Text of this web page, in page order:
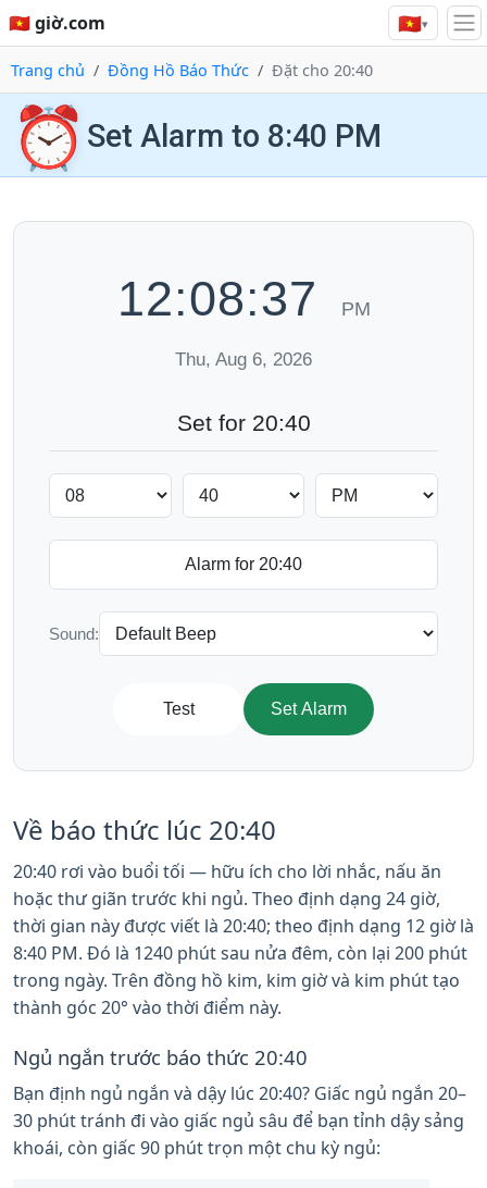
🇻🇳 giờ.com 🇻🇳▾
Trang chủ Đồng Hồ Báo Thức Đặt cho 20:40
⏰ Set Alarm to 8:40 PM
12:08:38 PM
Thu, Aug 6, 2026
Set for 20:40
Sound:
Test Set Alarm
Về báo thức lúc 20:40
20:40 rơi vào buổi tối — hữu ích cho lời nhắc, nấu ăn
hoặc thư giãn trước khi ngủ. Theo định dạng 24 giờ,
thời gian này được viết là 20:40; theo định dạng 12 giờ là
8:40 PM. Đó là 1240 phút sau nửa đêm, còn lại 200 phút
trong ngày. Trên đồng hồ kim, kim giờ và kim phút tạo
thành góc 20° vào thời điểm này.
Ngủ ngắn trước báo thức 20:40
Bạn định ngủ ngắn và dậy lúc 20:40? Giấc ngủ ngắn 20–
30 phút tránh đi vào giấc ngủ sâu để bạn tỉnh dậy sảng
khoái, còn giấc 90 phút trọn một chu kỳ ngủ: